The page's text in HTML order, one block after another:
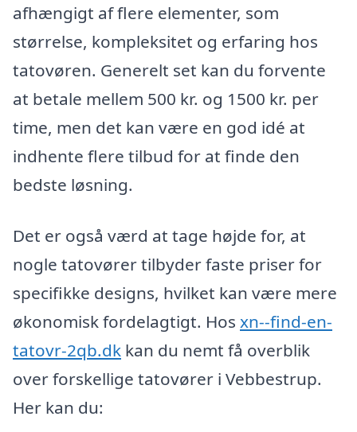
afhængigt af flere elementer, som
størrelse, kompleksitet og erfaring hos
tatovøren. Generelt set kan du forvente
at betale mellem 500 kr. og 1500 kr. per
time, men det kan være en god idé at
indhente flere tilbud for at finde den
bedste løsning.
Det er også værd at tage højde for, at
nogle tatovører tilbyder faste priser for
specifikke designs, hvilket kan være mere
økonomisk fordelagtigt. Hos xn--find-en-
tatovr-2qb.dk kan du nemt få overblik
over forskellige tatovører i Vebbestrup.
Her kan du: